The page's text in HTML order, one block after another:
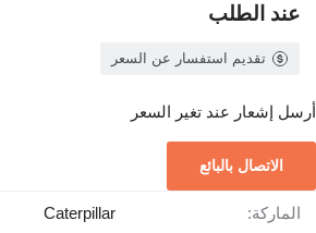
عند الطلب
تقديم استفسار عن السعر
أرسل إشعار عند تغير السعر
الاتصال بالبائع
الماركة: Caterpillar